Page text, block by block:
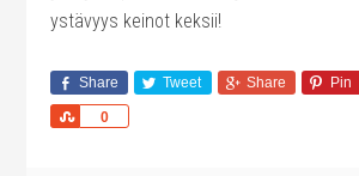
ystävyys keinot keksii!
Share Tweet Share Pin
0
Share